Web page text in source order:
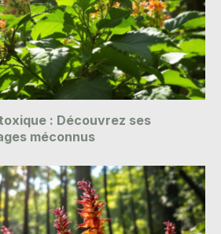
: Découvrez ses
méconnus